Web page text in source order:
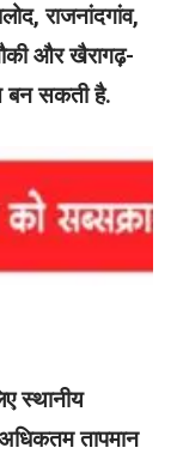
राजनांदगांव,
और खैरागढ़-
बन सकती है.
स्थानीय
तापमान